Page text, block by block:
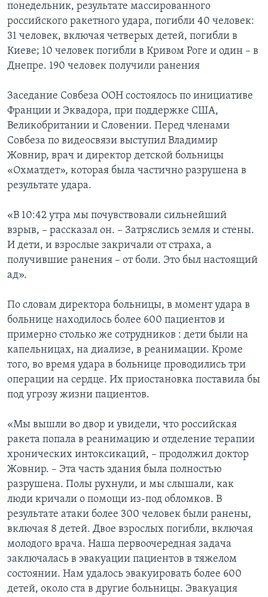
понедельник, результате массированного
российского ракетного удара, погибли 40 человек:
31 человек, включая четверых детей, погибли в
Киеве; 10 человек погибли в Кривом Роге и один – в
Днепре. 190 человек получили ранения
Заседание Совбеза ООН состоялось по инициативе
Франции и Эквадора, при поддержке США,
Великобритании и Словении. Перед членами
Совбеза по видеосвязи выступил Владимир
Жовнир, врач и директор детской больницы
«Охматдет», которая была частично разрушена в
результате удара.
«В 10:42 утра мы почувствовали сильнейший
взрыв, – рассказал он. – Затряслись земля и стены.
И дети, и взрослые закричали от страха, a
получившие ранения – от боли. Это был настоящий
ад».
По словам директора больницы, в момент удара в
больнице находилось более 600 пациентов и
примерно столько же сотрудников : дети были на
капельницах, на диализе, в реанимации. Кроме
того, во время удара в больнице проводились три
операции на сердце. Их приостановка поставила бы
под угрозу жизни пациентов.
«Мы вышли во двор и увидели, что российская
ракета попала в реанимацию и отделение терапии
хронических интоксикаций, – продолжил доктор
Жовнир. – Эта часть здания была полностью
разрушена. Полы рухнули, и мы слышали, как
люди кричали о помощи из-под обломков. В
результате атаки более 300 человек были ранены,
включая 8 детей. Двое взрослых погибли, включая
молодого врача. Наша первоочередная задача
заключалась в эвакуации пациентов в тяжелом
состоянии. Нам удалось эвакуировать более 600
детей, около ста в другие больницы. Эвакуация